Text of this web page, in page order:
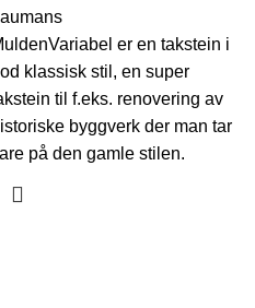
er en takstein i
klassisk stil, en super
til f.eks. renovering av
byggverk der man tar
på den gamle stilen.